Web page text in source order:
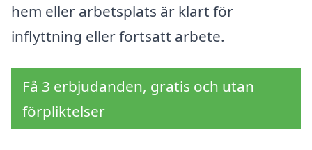
hem eller arbetsplats är klart för
inflyttning eller fortsatt arbete.
Få 3 erbjudanden, gratis och utan
förpliktelser